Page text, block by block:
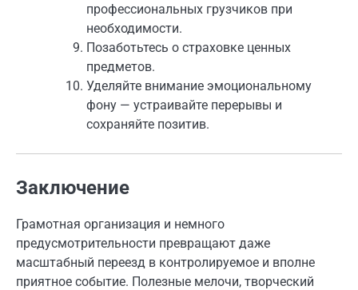
профессиональных грузчиков при
необходимости.
Позаботьтесь о страховке ценных
предметов.
Уделяйте внимание эмоциональному
фону — устраивайте перерывы и
сохраняйте позитив.
Заключение
Грамотная организация и немного
предусмотрительности превращают даже
масштабный переезд в контролируемое и вполне
приятное событие. Полезные мелочи, творческий